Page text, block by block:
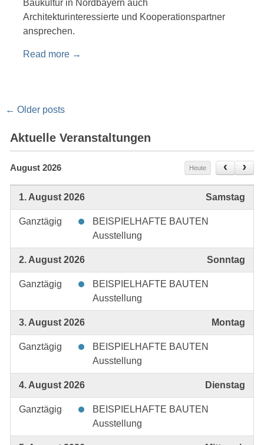
Baukultur in Nordbayern auch
Architekturinteressierte und Kooperationspartner
ansprechen.
Read more →
Posts
← Older posts
Aktuelle Veranstaltungen
August 2026 Heute
1. August 2026 Samstag
Ganztägig
BEISPIELHAFTE BAUTEN
Ausstellung
2. August 2026 Sonntag
Ganztägig
BEISPIELHAFTE BAUTEN
Ausstellung
3. August 2026 Montag
Ganztägig
BEISPIELHAFTE BAUTEN
Ausstellung
4. August 2026 Dienstag
Ganztägig
BEISPIELHAFTE BAUTEN
Ausstellung